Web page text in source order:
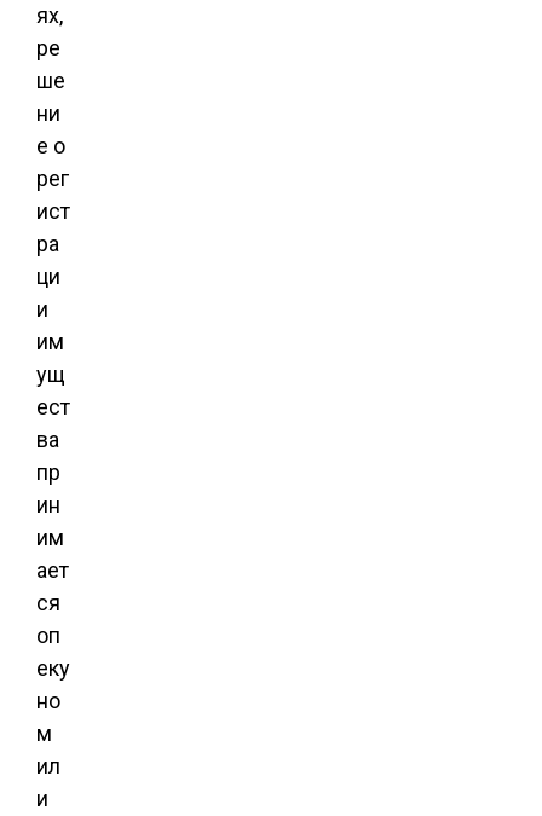
ях,
ре
ше
ни
е о
рег
ист
ра
ци
и
им
ущ
ест
ва
пр
ин
им
ает
ся
оп
еку
но
м
ил
и